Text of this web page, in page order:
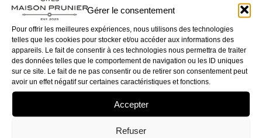
Gérer le consentement
Pour offrir les meilleures expériences, nous utilisons des technologies
telles que les cookies pour stocker et/ou accéder aux informations des
appareils. Le fait de consentir à ces technologies nous permettra de traiter
des données telles que le comportement de navigation ou les ID uniques
sur ce site. Le fait de ne pas consentir ou de retirer son consentement peut
avoir un effet négatif sur certaines caractéristiques et fonctions.
Accepter
Refuser
résultant de l’interprétation ou de l’utilisation des
informations et/ou documents disponibles sur ce site.
ACCES AU SITE: L’éditeur s’efforce de permettre l’accès au
site 24 heures sur 24, 7 jours sur 7, sauf en cas de force
majeure ou d’un événement hors du contrôle de l’EDITEUR,
et sous réserve des éventuelles pannes et interventions de
maintenance nécessaires au bon fonctionnement du site et
des services. Par conséquent, l’EDITEUR ne peut garantir
une disponibilité du site et/ou des services, une fiabilité des
transmissions et des performances en terme de temps de